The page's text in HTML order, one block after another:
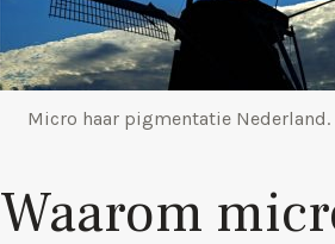
Micro haar pigmentatie Nederland.
Waarom